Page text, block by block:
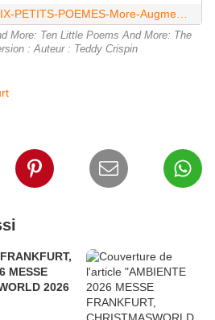
More: Ten Little Poems And More: The
: Auteur : Teddy Crispin
MESSE
2026